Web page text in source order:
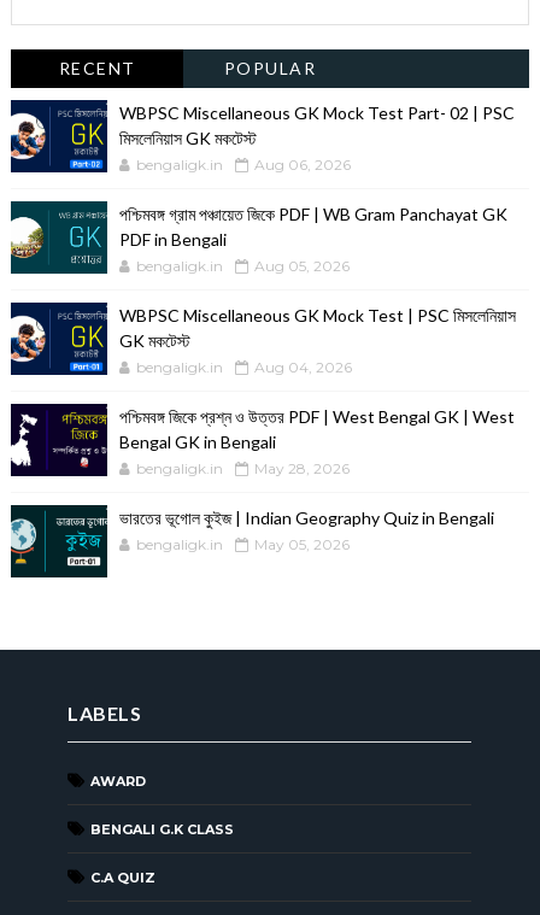
RECENT POPULAR
WBPSC Miscellaneous GK Mock Test Part- 02 | PSC
মিসলেনিয়াস GK মকটেস্ট
bengaligk.in Aug 06, 2026
পশ্চিমবঙ্গ গ্রাম পঞ্চায়েত জিকে PDF | WB Gram Panchayat GK
PDF in Bengali
bengaligk.in Aug 05, 2026
WBPSC Miscellaneous GK Mock Test | PSC মিসলেনিয়াস
GK মকটেস্ট
bengaligk.in Aug 04, 2026
পশ্চিমবঙ্গ জিকে প্রশ্ন ও উত্তর PDF | West Bengal GK | West
Bengal GK in Bengali
bengaligk.in May 28, 2026
ভারতের ভূগোল কুইজ | Indian Geography Quiz in Bengali
bengaligk.in May 05, 2026
LABELS
AWARD
BENGALI G.K CLASS
C.A QUIZ